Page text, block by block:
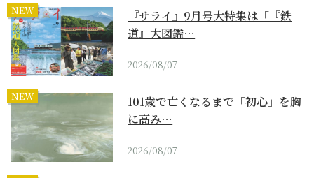
NEW
『サライ』9月号大特集は「『鉄
道』大図鑑…
2026/08/07
NEW
101歳で亡くなるまで「初心」を胸
に高み…
2026/08/07